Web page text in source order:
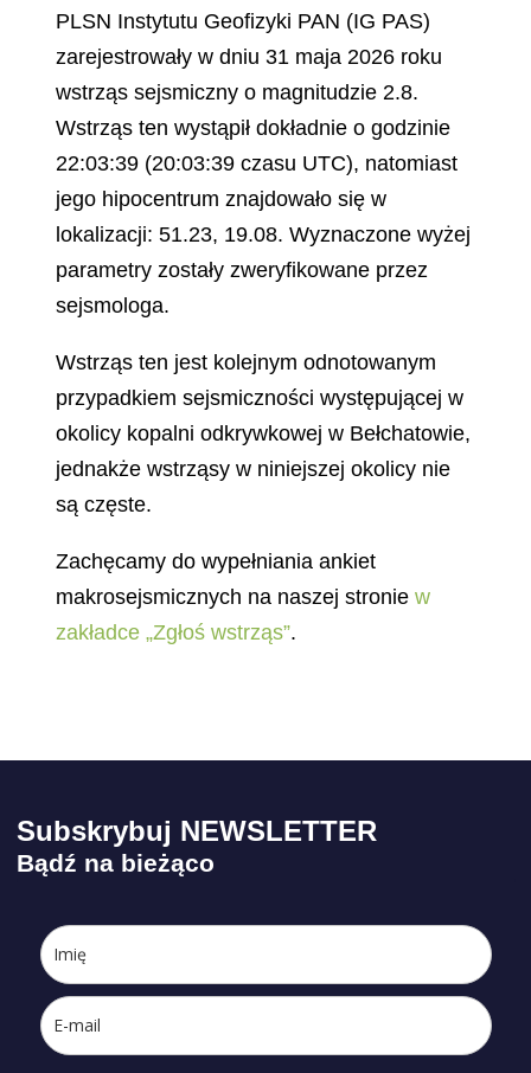
PLSN Instytutu Geofizyki PAN (IG PAS)
zarejestrowały w dniu 31 maja 2026 roku
wstrząs sejsmiczny o magnitudzie 2.8.
Wstrząs ten wystąpił dokładnie o godzinie
22:03:39 (20:03:39 czasu UTC), natomiast
jego hipocentrum znajdowało się w
lokalizacji: 51.23, 19.08. Wyznaczone wyżej
parametry zostały zweryfikowane przez
sejsmologa.
Wstrząs ten jest kolejnym odnotowanym
przypadkiem sejsmiczności występującej w
okolicy kopalni odkrywkowej w Bełchatowie,
jednakże wstrząsy w niniejszej okolicy nie
są częste.
Zachęcamy do wypełniania ankiet
makrosejsmicznych na naszej stroniew
zakładce „Zgłoś wstrząs”.
Subskrybuj NEWSLETTER
Bądź na bieżąco